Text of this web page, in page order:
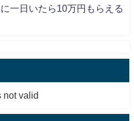
一日いたら10万円もらえる
not valid